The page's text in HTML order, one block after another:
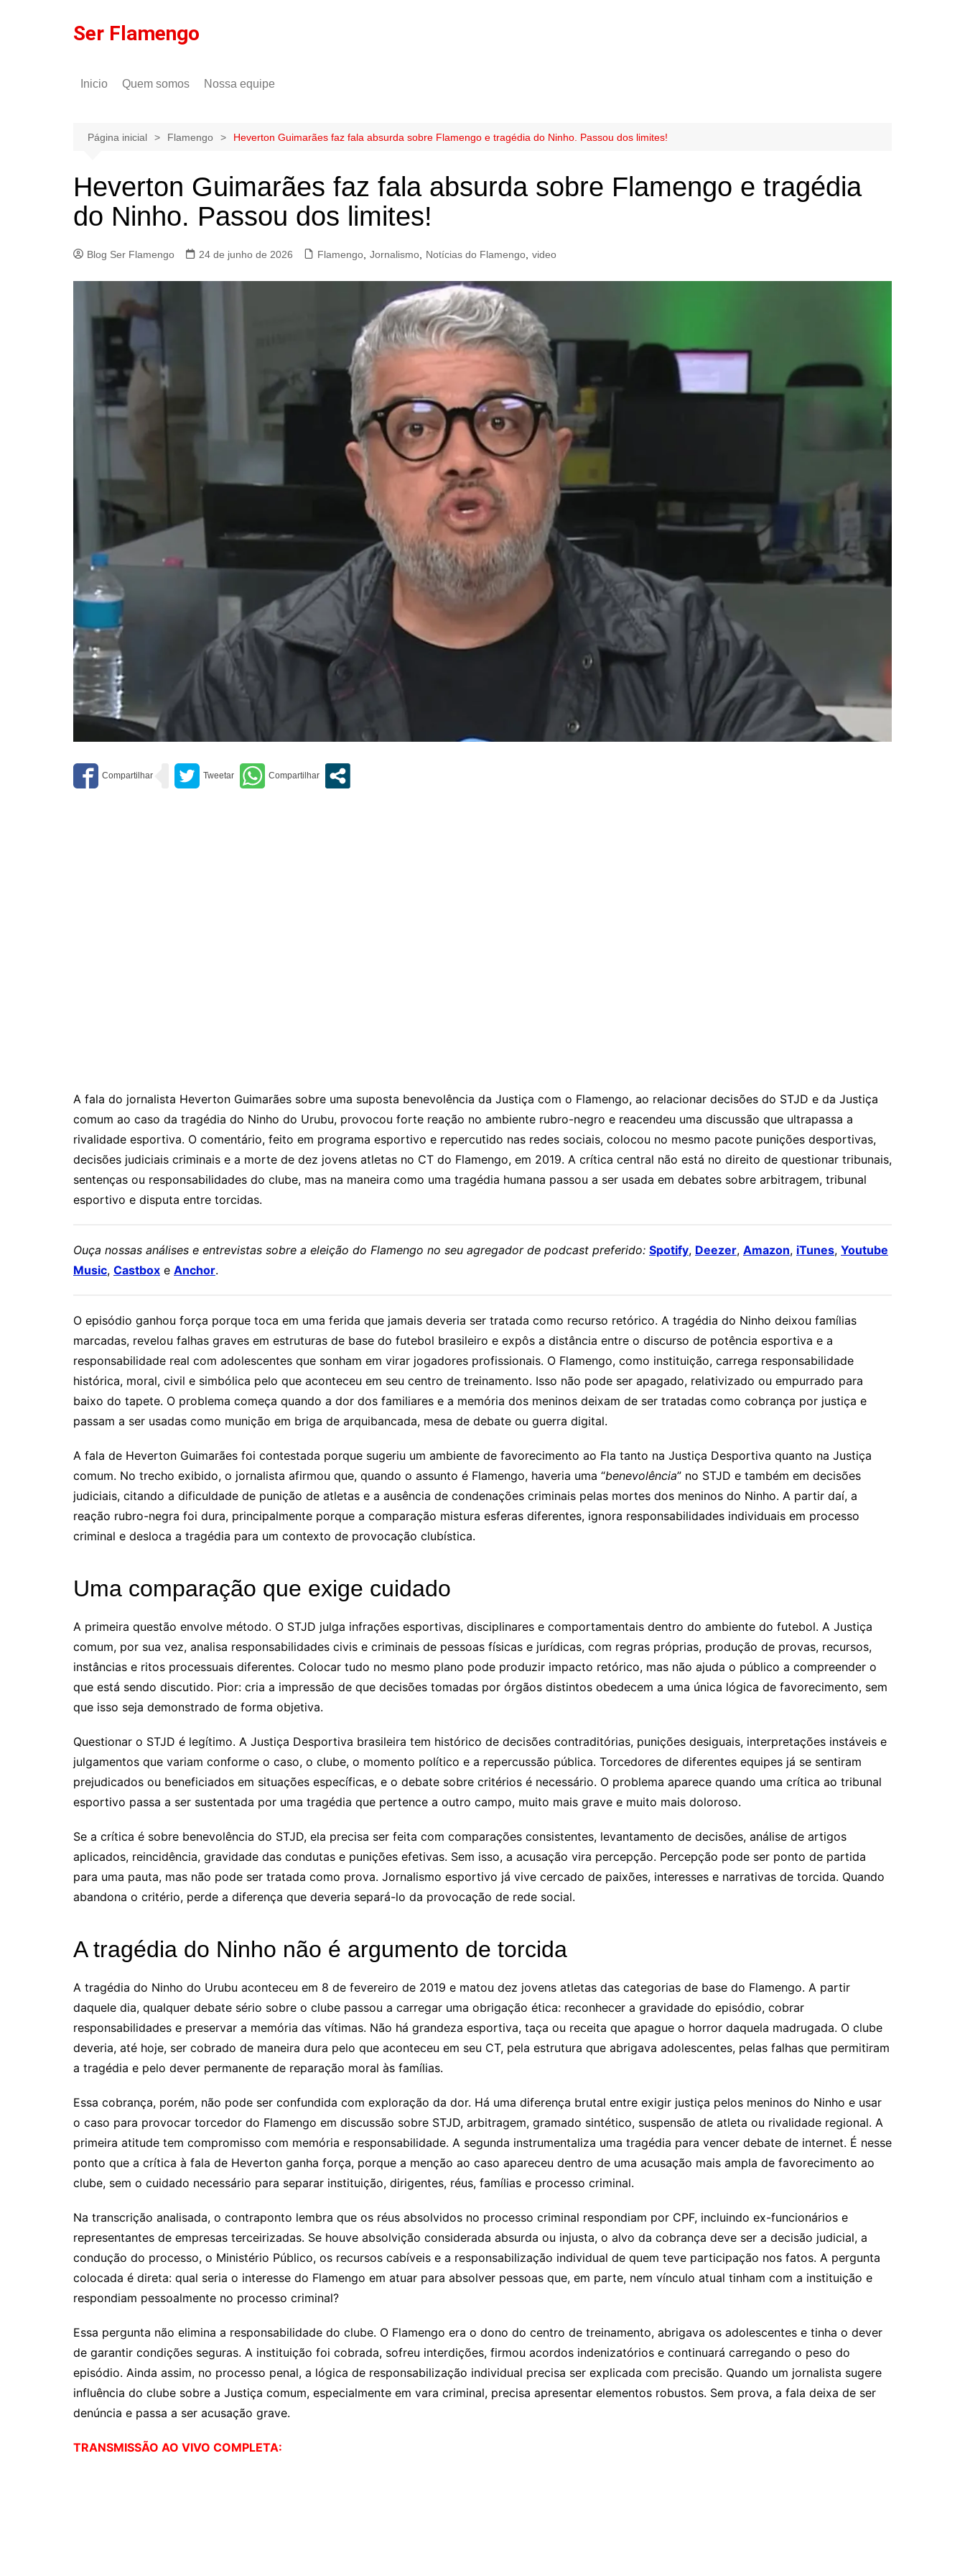
Ser Flamengo
Inicio Quem somos
Política de privacidade
Nossa equipe
Gilson Lima
Página inicial Flamengo Heverton Guimarães faz fala absurda sobre Flamengo e tragédia do Ninho. Passou dos limites!
Heverton Guimarães faz fala absurda sobre Flamengo e tragédia
do Ninho. Passou dos limites!
Blog Ser Flamengo 24 de junho de 2026 Flamengo Jornalismo Notícias do Flamengo video
A fala do jornalista Heverton Guimarães sobre uma suposta benevolência da Justiça com o Flamengo, ao relacionar decisões do STJD e da Justiça
comum ao caso da tragédia do Ninho do Urubu, provocou forte reação no ambiente rubro-negro e reacendeu uma discussão que ultrapassa a
rivalidade esportiva. O comentário, feito em programa esportivo e repercutido nas redes sociais, colocou no mesmo pacote punições desportivas,
decisões judiciais criminais e a morte de dez jovens atletas no CT do Flamengo, em 2019. A crítica central não está no direito de questionar tribunais,
sentenças ou responsabilidades do clube, mas na maneira como uma tragédia humana passou a ser usada em debates sobre arbitragem, tribunal
esportivo e disputa entre torcidas.
Ouça nossas análises e entrevistas sobre a eleição do Flamengo no seu agregador de podcast preferido: Spotify, Deezer, Amazon, iTunes, Youtube
Music, Castbox e Anchor.
O episódio ganhou força porque toca em uma ferida que jamais deveria ser tratada como recurso retórico. A tragédia do Ninho deixou famílias
marcadas, revelou falhas graves em estruturas de base do futebol brasileiro e expôs a distância entre o discurso de potência esportiva e a
responsabilidade real com adolescentes que sonham em virar jogadores profissionais. O Flamengo, como instituição, carrega responsabilidade
histórica, moral, civil e simbólica pelo que aconteceu em seu centro de treinamento. Isso não pode ser apagado, relativizado ou empurrado para
baixo do tapete. O problema começa quando a dor dos familiares e a memória dos meninos deixam de ser tratadas como cobrança por justiça e
passam a ser usadas como munição em briga de arquibancada, mesa de debate ou guerra digital.
A fala de Heverton Guimarães foi contestada porque sugeriu um ambiente de favorecimento ao Fla tanto na Justiça Desportiva quanto na Justiça
comum. No trecho exibido, o jornalista afirmou que, quando o assunto é Flamengo, haveria uma “benevolência” no STJD e também em decisões
judiciais, citando a dificuldade de punição de atletas e a ausência de condenações criminais pelas mortes dos meninos do Ninho. A partir daí, a
reação rubro-negra foi dura, principalmente porque a comparação mistura esferas diferentes, ignora responsabilidades individuais em processo
criminal e desloca a tragédia para um contexto de provocação clubística.
Uma comparação que exige cuidado
A primeira questão envolve método. O STJD julga infrações esportivas, disciplinares e comportamentais dentro do ambiente do futebol. A Justiça
comum, por sua vez, analisa responsabilidades civis e criminais de pessoas físicas e jurídicas, com regras próprias, produção de provas, recursos,
instâncias e ritos processuais diferentes. Colocar tudo no mesmo plano pode produzir impacto retórico, mas não ajuda o público a compreender o
que está sendo discutido. Pior: cria a impressão de que decisões tomadas por órgãos distintos obedecem a uma única lógica de favorecimento, sem
que isso seja demonstrado de forma objetiva.
Questionar o STJD é legítimo. A Justiça Desportiva brasileira tem histórico de decisões contraditórias, punições desiguais, interpretações instáveis e
julgamentos que variam conforme o caso, o clube, o momento político e a repercussão pública. Torcedores de diferentes equipes já se sentiram
prejudicados ou beneficiados em situações específicas, e o debate sobre critérios é necessário. O problema aparece quando uma crítica ao tribunal
esportivo passa a ser sustentada por uma tragédia que pertence a outro campo, muito mais grave e muito mais doloroso.
Se a crítica é sobre benevolência do STJD, ela precisa ser feita com comparações consistentes, levantamento de decisões, análise de artigos
aplicados, reincidência, gravidade das condutas e punições efetivas. Sem isso, a acusação vira percepção. Percepção pode ser ponto de partida
para uma pauta, mas não pode ser tratada como prova. Jornalismo esportivo já vive cercado de paixões, interesses e narrativas de torcida. Quando
abandona o critério, perde a diferença que deveria separá-lo da provocação de rede social.
A tragédia do Ninho não é argumento de torcida
A tragédia do Ninho do Urubu aconteceu em 8 de fevereiro de 2019 e matou dez jovens atletas das categorias de base do Flamengo. A partir
daquele dia, qualquer debate sério sobre o clube passou a carregar uma obrigação ética: reconhecer a gravidade do episódio, cobrar
responsabilidades e preservar a memória das vítimas. Não há grandeza esportiva, taça ou receita que apague o horror daquela madrugada. O clube
deveria, até hoje, ser cobrado de maneira dura pelo que aconteceu em seu CT, pela estrutura que abrigava adolescentes, pelas falhas que permitiram
a tragédia e pelo dever permanente de reparação moral às famílias.
Essa cobrança, porém, não pode ser confundida com exploração da dor. Há uma diferença brutal entre exigir justiça pelos meninos do Ninho e usar
o caso para provocar torcedor do Flamengo em discussão sobre STJD, arbitragem, gramado sintético, suspensão de atleta ou rivalidade regional. A
primeira atitude tem compromisso com memória e responsabilidade. A segunda instrumentaliza uma tragédia para vencer debate de internet. É nesse
ponto que a crítica à fala de Heverton ganha força, porque a menção ao caso apareceu dentro de uma acusação mais ampla de favorecimento ao
clube, sem o cuidado necessário para separar instituição, dirigentes, réus, famílias e processo criminal.
Na transcrição analisada, o contraponto lembra que os réus absolvidos no processo criminal respondiam por CPF, incluindo ex-funcionários e
representantes de empresas terceirizadas. Se houve absolvição considerada absurda ou injusta, o alvo da cobrança deve ser a decisão judicial, a
condução do processo, o Ministério Público, os recursos cabíveis e a responsabilização individual de quem teve participação nos fatos. A pergunta
colocada é direta: qual seria o interesse do Flamengo em atuar para absolver pessoas que, em parte, nem vínculo atual tinham com a instituição e
respondiam pessoalmente no processo criminal?
Essa pergunta não elimina a responsabilidade do clube. O Flamengo era o dono do centro de treinamento, abrigava os adolescentes e tinha o dever
de garantir condições seguras. A instituição foi cobrada, sofreu interdições, firmou acordos indenizatórios e continuará carregando o peso do
episódio. Ainda assim, no processo penal, a lógica de responsabilização individual precisa ser explicada com precisão. Quando um jornalista sugere
influência do clube sobre a Justiça comum, especialmente em vara criminal, precisa apresentar elementos robustos. Sem prova, a fala deixa de ser
denúncia e passa a ser acusação grave.
TRANSMISSÃO AO VIVO COMPLETA: